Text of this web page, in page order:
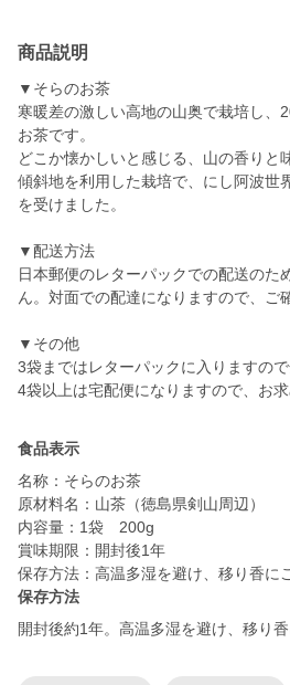
商品説明
▼そらのお茶
寒暖差の激しい高地の山奥で栽培し、
お茶です。
どこか懐かしいと感じる、山の香りと
傾斜地を利用した栽培で、にし阿波世
を受けました。
▼配送方法
日本郵便のレターパックでの配送のた
ん。対面での配達になりますので、ご
▼その他
3袋まではレターパックに入りますので
4袋以上は宅配便になりますので、お
食品表示
名称：そらのお茶
原材料名：山茶（徳島県剣山周辺）
内容量：1袋 200g
賞味期限：開封後1年
保存方法：高温多湿を避け、移り香に
保存方法
開封後約1年。高温多湿を避け、移り香